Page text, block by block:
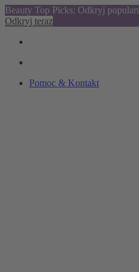
Beauty Top Picks: Odkryj
Odkryj teraz
Pomoc & Kontakt